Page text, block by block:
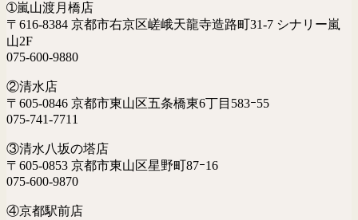
➀嵐山渡月橋店
〒616-8384 京都市右京区嵯峨天龍寺造路町31-7 シナリー嵐
山2F
075-600-9880
②清水店
〒605-0846 京都市東山区五条橋東6丁目583ｰ55
075-741-7711
③清水八坂の塔店
〒605-0853 京都市東山区星野町87ｰ16
075-600-9870
④京都駅前店